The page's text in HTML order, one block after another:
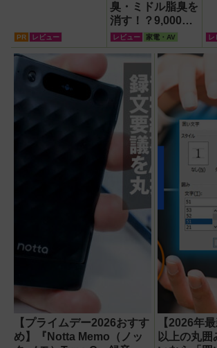
PR レビュー
臭・ミドル脂臭を
消す！？9,000円
超でも売れる高級
ハンディファン
『PJ-HS01』が
凄すぎる
レビュー 家電・AV
【プライムデー2026おすす
め】『Notta Memo（ノッ
【2026年
以上の丸囲